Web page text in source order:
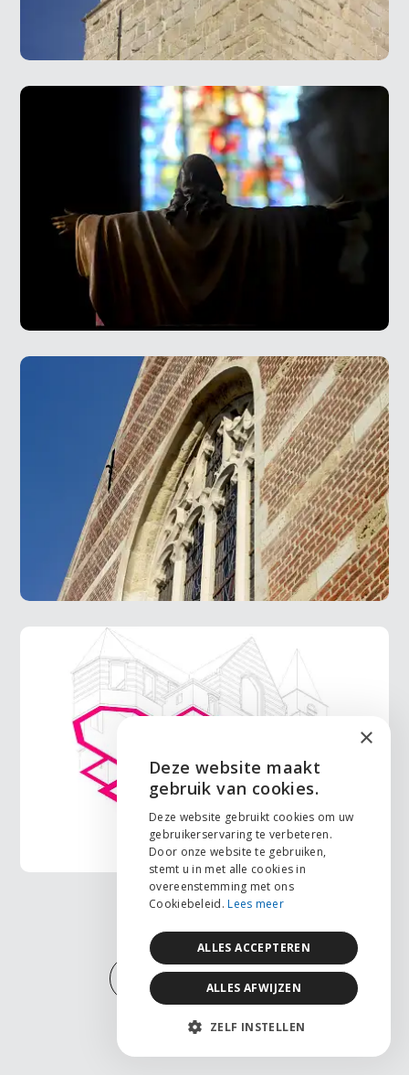
MEER PROJECTEN
ENGLISH
FRANÇAIS
×
Deze website maakt
gebruik van cookies.
Deze website gebruikt cookies om uw
gebruikerservaring te verbeteren.
Door onze website te gebruiken,
stemt u in met alle cookies in
overeenstemming met ons
Cookiebeleid. Lees meer
ALLES ACCEPTEREN
ALLES AFWIJZEN
ZELF INSTELLEN